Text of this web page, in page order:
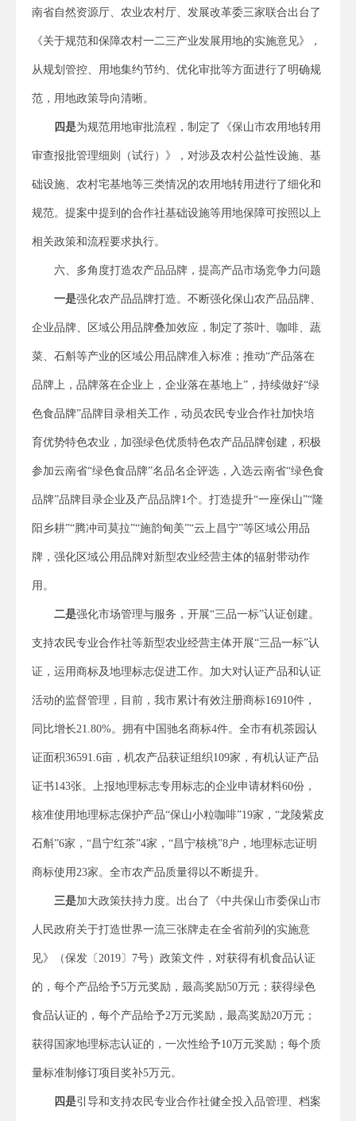
南省自然资源厅、农业农村厅、发展改革委三家联合出台了
《关于规范和保障农村一二三产业发展用地的实施意见》，
从规划管控、用地集约节约、优化审批等方面进行了明确规
范，用地政策导向清晰。
四是为规范用地审批流程，制定了《保山市农用地转用
审查报批管理细则（试行）》，对涉及农村公益性设施、基
础设施、农村宅基地等三类情况的农用地转用进行了细化和
规范。提案中提到的合作社基础设施等用地保障可按照以上
相关政策和流程要求执行。
六、多角度打造农产品品牌，提高产品市场竞争力问题
一是强化农产品品牌打造。不断强化保山农产品品牌、
企业品牌、区域公用品牌叠加效应，制定了茶叶、咖啡、蔬
菜、石斛等产业的区域公用品牌准入标准；推动“产品落在
品牌上，品牌落在企业上，企业落在基地上”，持续做好“绿
色食品牌”品牌目录相关工作，动员农民专业合作社加快培
育优势特色农业，加强绿色优质特色农产品品牌创建，积极
参加云南省“绿色食品牌”名品名企评选，入选云南省“绿色食
品牌”品牌目录企业及产品品牌1个。打造提升“一座保山”“隆
阳乡耕”“腾冲司莫拉”“施韵甸美”“云上昌宁”等区域公用品
牌，强化区域公用品牌对新型农业经营主体的辐射带动作
用。
二是强化市场管理与服务，开展“三品一标”认证创建。
支持农民专业合作社等新型农业经营主体开展“三品一标”认
证，运用商标及地理标志促进工作。加大对认证产品和认证
活动的监督管理，目前，我市累计有效注册商标16910件，
同比增长21.80%。拥有中国驰名商标4件。全市有机茶园认
证面积36591.6亩，机农产品获证组织109家，有机认证产品
证书143张。上报地理标志专用标志的企业申请材料60份，
核准使用地理标志保护产品“保山小粒咖啡”19家，“龙陵紫皮
石斛”6家，“昌宁红茶”4家，“昌宁核桃”8户，地理标志证明
商标使用23家。全市农产品质量得以不断提升。
三是加大政策扶持力度。出台了《中共保山市委保山市
人民政府关于打造世界一流三张牌走在全省前列的实施意
见》（保发〔2019〕7号）政策文件，对获得有机食品认证
的，每个产品给予5万元奖励，最高奖励50万元；获得绿色
食品认证的，每个产品给予2万元奖励，最高奖励20万元；
获得国家地理标志认证的，一次性给予10万元奖励；每个质
量标准制修订项目奖补5万元。
四是引导和支持农民专业合作社健全投入品管理、档案